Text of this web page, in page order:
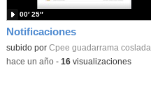
Notificaciones
subido por Cpee guadarrama coslada
00′ 25″
-hace un año- 16visualizaciones